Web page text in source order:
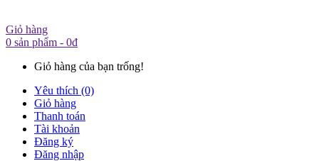
Giỏ hàng
0 sản phẩm - 0đ
Giỏ hàng của bạn trống!
Yêu thích (0)
Giỏ hàng
Thanh toán
Tài khoản
Đăng ký
Đăng nhập